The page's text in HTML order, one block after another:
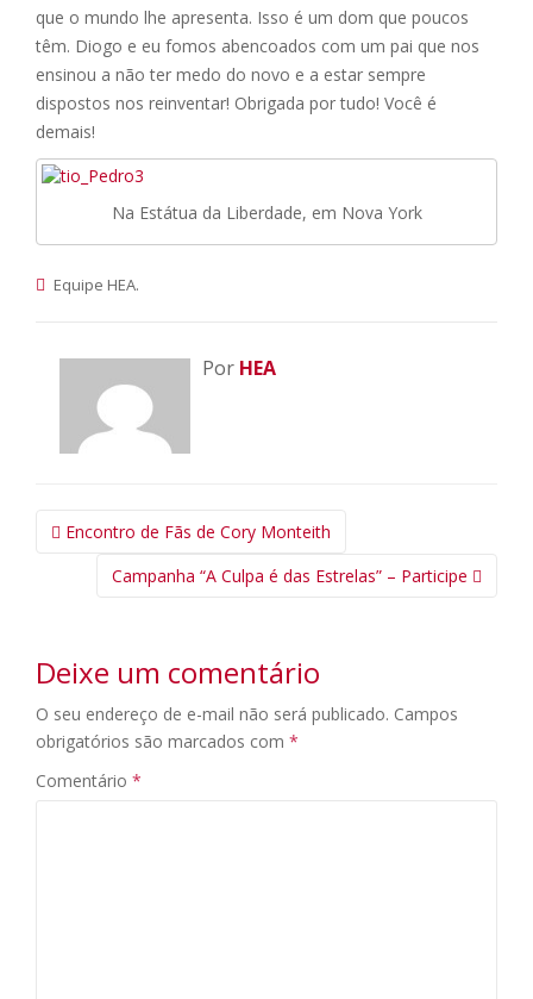
que o mundo lhe apresenta. Isso é um dom que poucos
têm. Diogo e eu fomos abencoados com um pai que nos
ensinou a não ter medo do novo e a estar sempre
dispostos nos reinventar! Obrigada por tudo! Você é
demais!
Na Estátua da Liberdade, em Nova York
Equipe HEA.
Por HEA
Navegação
Postagem
Encontro de Fãs de Cory Monteith
Campanha “A Culpa é das Estrelas” – Participe
Deixe um comentário
O seu endereço de e-mail não será publicado. Campos
obrigatórios são marcados com *
Comentário *